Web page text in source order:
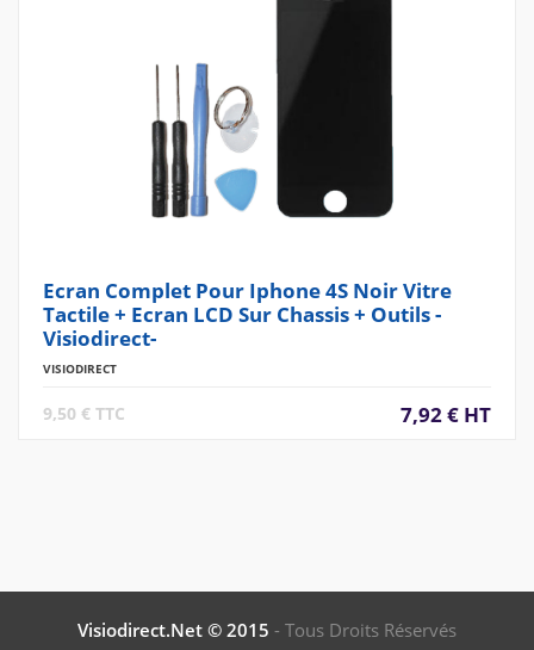
Ecran Complet Pour Iphone 4S Noir Vitre
Tactile + Ecran LCD Sur Chassis + Outils -
Visiodirect-
VISIODIRECT
7,92 € HT
9,50 € TTC
Visiodirect.net © 2015 - Tous Droits Réservés